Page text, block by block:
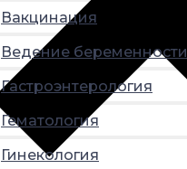
Вакцинация
Ведение беременности
Гастроэнтерология
Гематология
Гинекология